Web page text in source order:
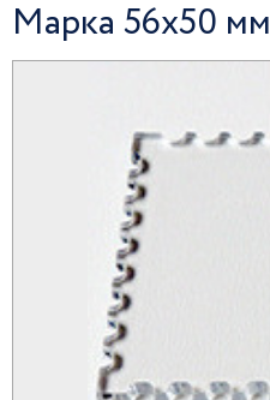
Марка 56х50 мм